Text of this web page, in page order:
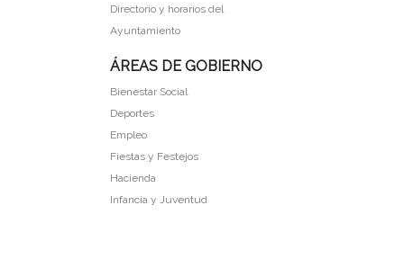
Directorio y horarios del
Ayuntamiento
ÁREAS DE GOBIERNO
Bienestar Social
Deportes
Empleo
Fiestas y Festejos
Hacienda
Infancia y Juventud